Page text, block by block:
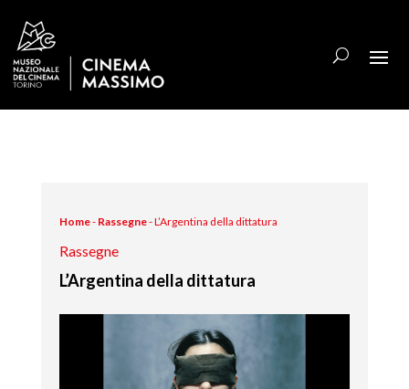
Home- Rassegne-L’Argentina della dittatura
Rassegne
L’Argentina della dittatura